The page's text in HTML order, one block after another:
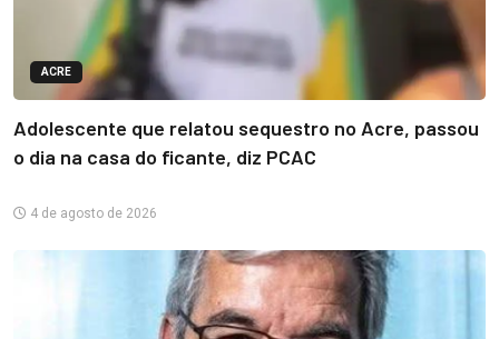
ACRE
Adolescente que relatou sequestro no Acre, passou
o dia na casa do ficante, diz PCAC
4 de agosto de 2026